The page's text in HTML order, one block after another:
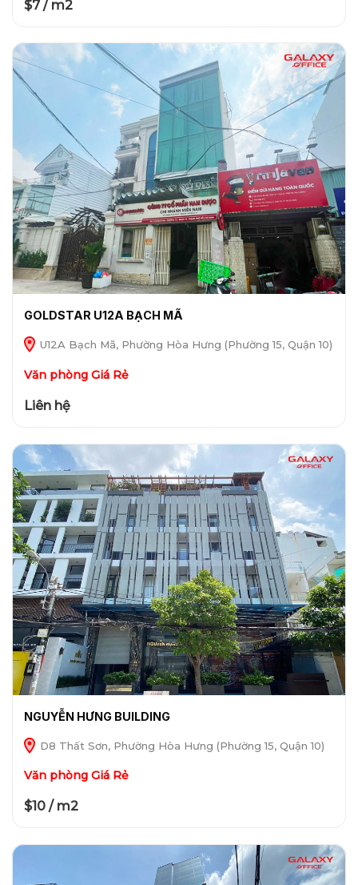
$7 / m2
GOLDSTAR U12A BẠCH MÃ
U12A Bạch Mã, Phường Hòa Hưng (Phường 15, Quận 10)
Văn phòng Giá Rẻ
Liên hệ
NGUYỄN HƯNG BUILDING
D8 Thất Sơn, Phường Hòa Hưng (Phường 15, Quận 10)
Văn phòng Giá Rẻ
$10 / m2